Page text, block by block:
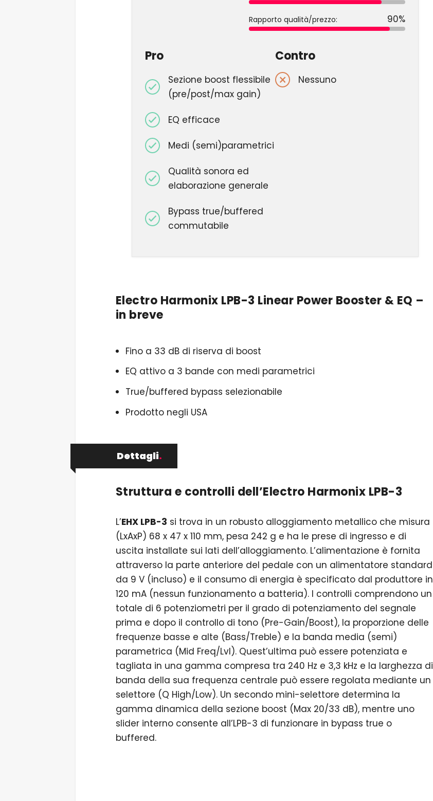
Rapporto qualità/prezzo: 90%
Pro
Sezione boost flessibile
(pre/post/max gain)
EQ efficace
Medi (semi)parametrici
Qualità sonora ed
elaborazione generale
Bypass true/buffered
commutabile
Contro
Nessuno
Electro Harmonix LPB-3 Linear Power Booster & EQ –
in breve
Fino a 33 dB di riserva di boost
EQ attivo a 3 bande con medi parametrici
True/buffered bypass selezionabile
Prodotto negli USA
Dettagli.
Struttura e controlli dell’Electro Harmonix LPB-3
L’EHX LPB-3 si trova in un robusto alloggiamento metallico che misura
(LxAxP) 68 x 47 x 110 mm, pesa 242 g e ha le prese di ingresso e di
uscita installate sui lati dell’alloggiamento. L’alimentazione è fornita
attraverso la parte anteriore del pedale con un alimentatore standard
da 9 V (incluso) e il consumo di energia è specificato dal produttore in
120 mA (nessun funzionamento a batteria). I controlli comprendono un
totale di 6 potenziometri per il grado di potenziamento del segnale
prima e dopo il controllo di tono (Pre-Gain/Boost), la proporzione delle
frequenze basse e alte (Bass/Treble) e la banda media (semi)
parametrica (Mid Freq/Lvl). Quest’ultima può essere potenziata e
tagliata in una gamma compresa tra 240 Hz e 3,3 kHz e la larghezza di
banda della sua frequenza centrale può essere regolata mediante un
selettore (Q High/Low). Un secondo mini-selettore determina la
gamma dinamica della sezione boost (Max 20/33 dB), mentre uno
slider interno consente all’LPB-3 di funzionare in bypass true o
buffered.